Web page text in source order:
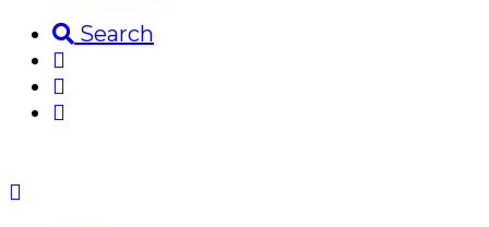
Search